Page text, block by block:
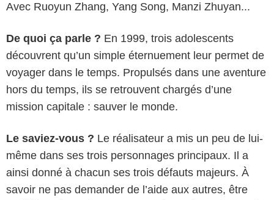
Avec Ruoyun Zhang, Yang Song, Manzi Zhuyan...
De quoi ça parle ? En 1999, trois adolescents
découvrent qu’un simple éternuement leur permet de
voyager dans le temps. Propulsés dans une aventure
hors du temps, ils se retrouvent chargés d’une
mission capitale : sauver le monde.
Le saviez-vous ? Le réalisateur a mis un peu de lui-
même dans ses trois personnages principaux. Il a
ainsi donné à chacun ses trois défauts majeurs. À
savoir ne pas demander de l’aide aux autres, être